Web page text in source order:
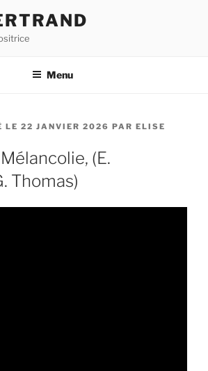
Menu
22 JANVIER 2026 PAR ELISE
(E.
Thomas)